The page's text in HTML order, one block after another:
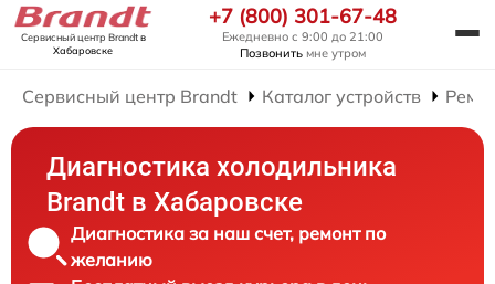
Сервисный центр Brandtв
Хабаровске
+7 (800) 301-67-48
Ежедневно с 9:00 до 21:00
Позвонить мне утром
Сервисный центр Brandt Каталог устройств
Диагностика холодильника
Brandt в Хабаровске
Диагностика за наш счет, ремонт по
желанию